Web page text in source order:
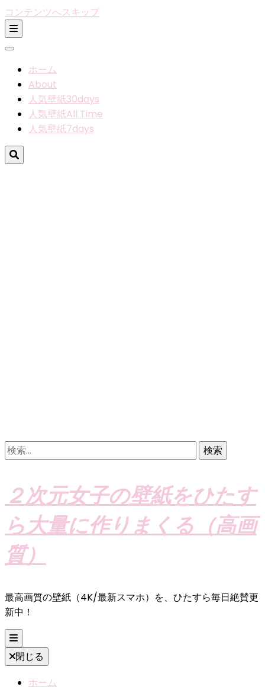
コンテンツへスキップ
ホーム
About
人気壁紙30days
人気壁紙All Time
人気壁紙7days
検
索:
２次元女子の壁紙をひたす
ら大量に作りまくる（高画
質）
最高画質の壁紙（4K/最新スマホ）を、ひたすら毎日絶賛更
新中！
閉じる
ホーム